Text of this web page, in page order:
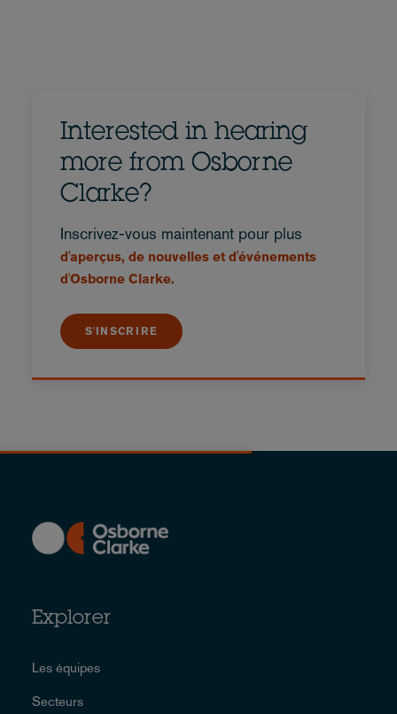
Interested in hearing
more from Osborne
Clarke?
Inscrivez-vous maintenant pour plus
d'aperçus, de nouvelles et d'événements
d'Osborne Clarke.
S'INSCRIRE
Explorer
Les équipes
Secteurs